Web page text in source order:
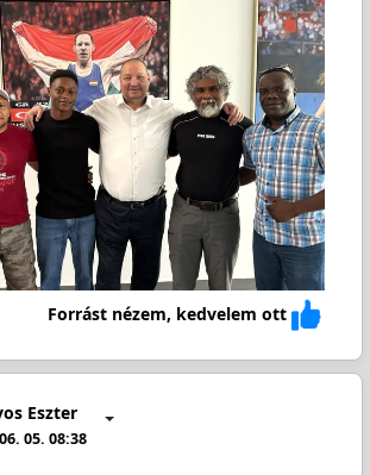
Forrást nézem, kedvelem ott
Eszter
05. 08:38